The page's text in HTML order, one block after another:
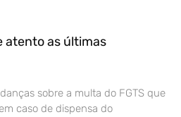
atento as últimas
sobre a multa do FGTS que
caso de dispensa do